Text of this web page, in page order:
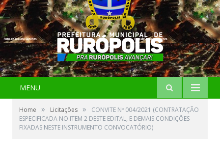
MENU
Home » Licitações »
CONVITE Nº 004/2021 (CONTRATAÇÃO
ESPECIFICADA NO ITEM 2 DESTE EDITAL, E DEMAIS CONDIÇÕES
FIXADAS NESTE INSTRUMENTO CONVOCATÓRIO)